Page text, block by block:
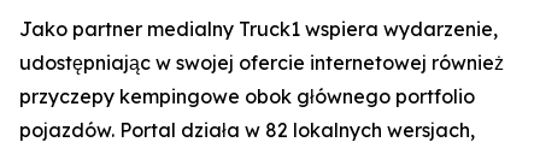
Jako partner medialny Truck1 wspiera wydarzenie,
udostępniając w swojej ofercie internetowej również
przyczepy kempingowe obok głównego portfolio
pojazdów. Portal działa w 82 lokalnych wersjach,